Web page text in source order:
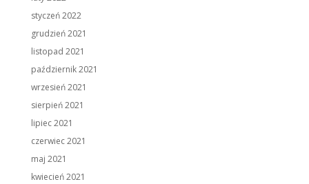
styczeń 2022
grudzień 2021
listopad 2021
październik 2021
wrzesień 2021
sierpień 2021
lipiec 2021
czerwiec 2021
maj 2021
kwiecień 2021